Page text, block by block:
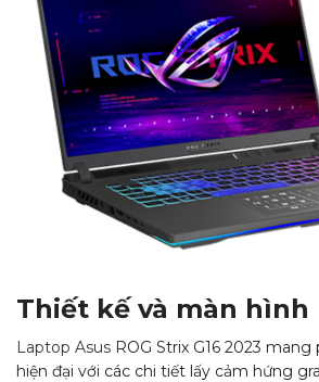
Thiết kế và màn hình
Laptop Asus ROG Strix G16 2023
hiện đại với các chi tiết lấy cảm hứng